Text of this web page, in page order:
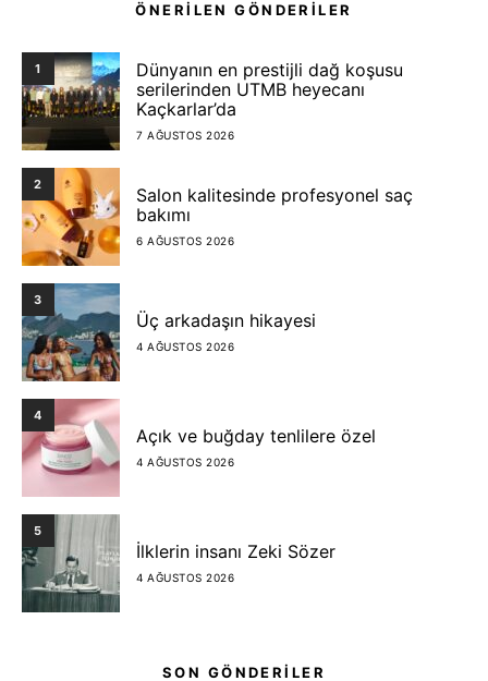
ÖNERİLEN GÖNDERİLER
1
Dünyanın en prestijli dağ koşusu
serilerinden UTMB heyecanı
Kaçkarlar’da
7 AĞUSTOS 2026
2
Salon kalitesinde profesyonel saç
bakımı
6 AĞUSTOS 2026
3
Üç arkadaşın hikayesi
4 AĞUSTOS 2026
4
Açık ve buğday tenlilere özel
4 AĞUSTOS 2026
5
İlklerin insanı Zeki Sözer
4 AĞUSTOS 2026
SON GÖNDERİLER